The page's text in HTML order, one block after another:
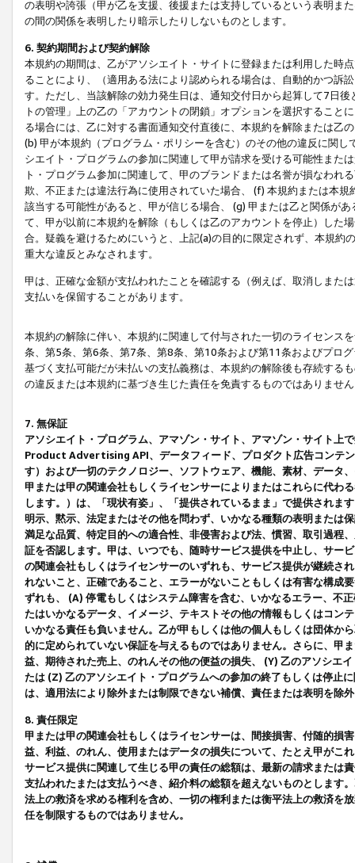
の表明や誇張（甲が乙を支援、後援または支持しているという表明ま
の間の関係を表明したり暗示したりしないものとします。
6. 契約期間および契約解除
本規約の期間は、乙がアソシエイト・サイトに登録または利用した時
ることにより、（適用ある法により認められる場合は、自動的かつ訴
す。ただし、当該解除の効力発生日は、通知交付日から起算して7日
トの管理」上の乙の「アカウントの閉鎖」オプションを選択するこ
る場合には、乙に対する書面通知交付直後に、本規約を解除または乙
(b) 甲が本規約（プログラム・ポリシーを含む）のその他の違反に関
シエイト・プログラムの参加に関連して甲が請求を受ける可能性また
ト・プログラム参加に関連して、甲のブランドまたは名誉が損なわれ
欺、不正または違法行為に使用されていた場合、 (f) 本規約または本
該当する可能性があると、甲が信じる場合、 (g) 甲または乙と関係が
て、甲が以前に本規約を解除（もしくは乙のアカウントを停止）した
合。疑義を避けるためにいうと、上記(a)の目的に限定されず、本規
重大な違反とみなされます。
甲は、正確な金額が支払われたことを確認する（例えば、取消しまた
支払いを保留することがあります。
本規約の解除に伴い、本規約に関連して付与された一切のライセンス
条、第5条、第6条、第7条、第8条、第10条および第11条およびプロ
基づく支払可能だが未払いの支払義務は、本規約の解除後も存続する
の違反または本規約に基づき生じた責任を免責するものではありませ
7. 無保証
アソシエイト・プログラム、アマゾン・サイト、アマゾン・サイト上
Product Advertising API、データフィード、プロダクト広告コンテ
す）および一切のテクノロジー、ソフトウェア、機能、素材、データ
甲または甲の関連会社もしくライセンサーによりまたはこれらに代わ
します。）は、「現状有姿」、「提供されているまま」で提供されま
明示、黙示、法定またはその他を問わず、いかなる種類の表明または
満足な品質、特定目的への適合性、非侵害および法、慣習、取引過程
証を否認します。甲は、いつでも、随時サービス提供を中止し、サー
の関連会社もしくはライセンサーのいずれも、サービス提供が継続さ
れないこと、正確であること、エラーがないこともしくは有害な構成
ずれも、 (A) 停電もしくはシステム障害を含む、いかなるエラー、不
たはいかなるデータ、イメージ、テキストその他の情報もしくはコン
いかなる責任も負いません。乙が甲もしくは他の個人もしくは団体か
的に定められていない保証を与えるものではありません。さらに、甲
益、期待された売上、のれんその他の便益の損失、 (Y) 乙のアソシエ
たは (Z) 乙のアソシエイト・プログラムへの参加の終了もしくは停止
は、適用法により除外または制限できない補償、責任または表明を除
8. 責任限定
甲または甲の関連会社もしくはライセンサーは、間接損害、付随的損
益、利益、のれん、使用またはデータの損失について、たとえ甲がこ
サービス提供に関連して生じる甲の責任の総額は、最新の請求または
支払われたまたは支払うべき、紹介料の総額を超えないものとします
法上の救済を求める権利を含め、一切の権利または衡平法上の救済を
任を制限するものではありません。